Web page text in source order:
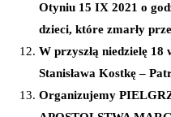
Otyniu 15 IX 2021 o
dzieci, które zmarły
W przyszłą niedzielę 18
Stanisława Kostkę –
Organizujemy